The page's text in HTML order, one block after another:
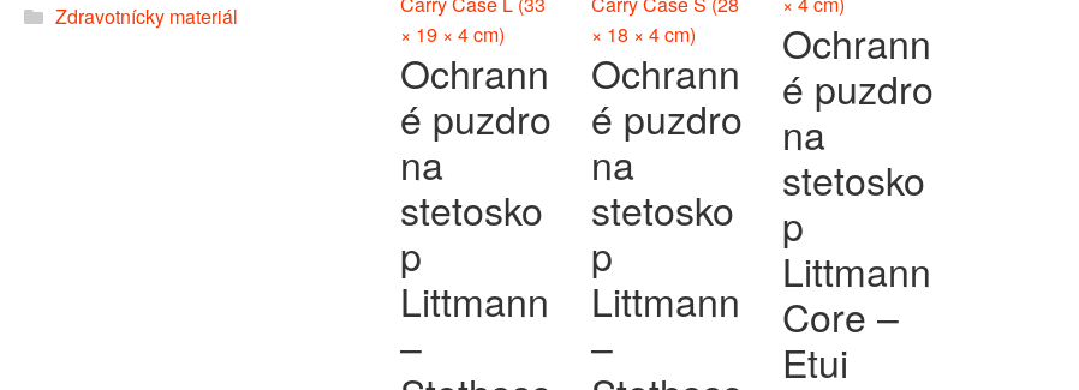
Zdravotnícky materiál
Ochrann
é puzdro
na
stetosko
p
Littmann
–
Ochrann
é puzdro
na
stetosko
p
Littmann
–
Ochrann
é puzdro
na
stetosko
p
Littmann
Core –
Etui